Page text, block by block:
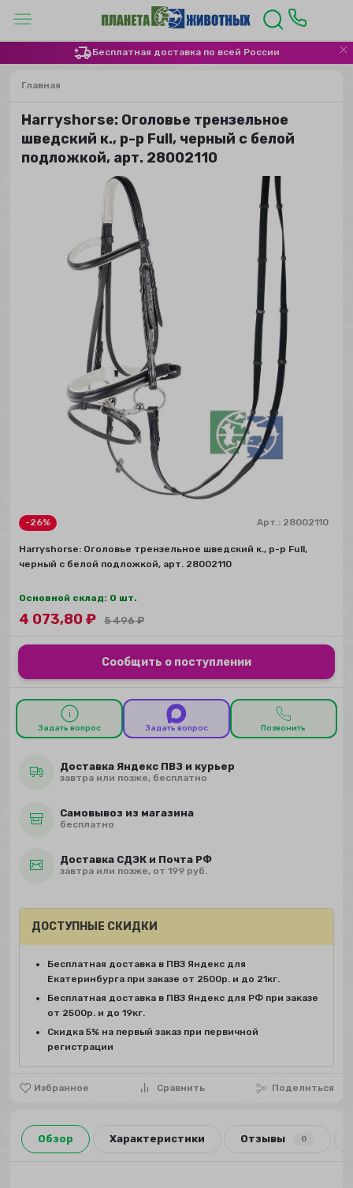
Бесплатная доставка по всей России
Главная
Harryshorse: Оголовье трензельное
шведский к., р-р Full, черный с белой
подложкой, арт. 28002110
-26% Арт.: 28002110
Harryshorse: Оголовье трензельное шведский к., р-р Full,
черный с белой подложкой, арт. 28002110
Основной склад: 0 шт.
4 073,80₽ 5 496₽
Сообщить о поступлении
Задать вопрос Задать вопрос Позвонить
Доставка Яндекс ПВЗ и курьер
завтра или позже, бесплатно
Самовывоз из магазина
бесплатно
Доставка СДЭК и Почта РФ
завтра или позже, от 199 руб.
Избранное Сравнить Поделиться
ДОСТУПНЫЕ СКИДКИ
Бесплатная доставка в ПВЗ Яндекс для
Екатеринбурга при заказе от 2500р. и до 21кг.
Бесплатная доставка в ПВЗ Яндекс для РФ при заказе
от 2500р. и до 19кг.
Скидка 5% на первый заказ при первичной
регистрации
Обзор Характеристики Отзывы 0